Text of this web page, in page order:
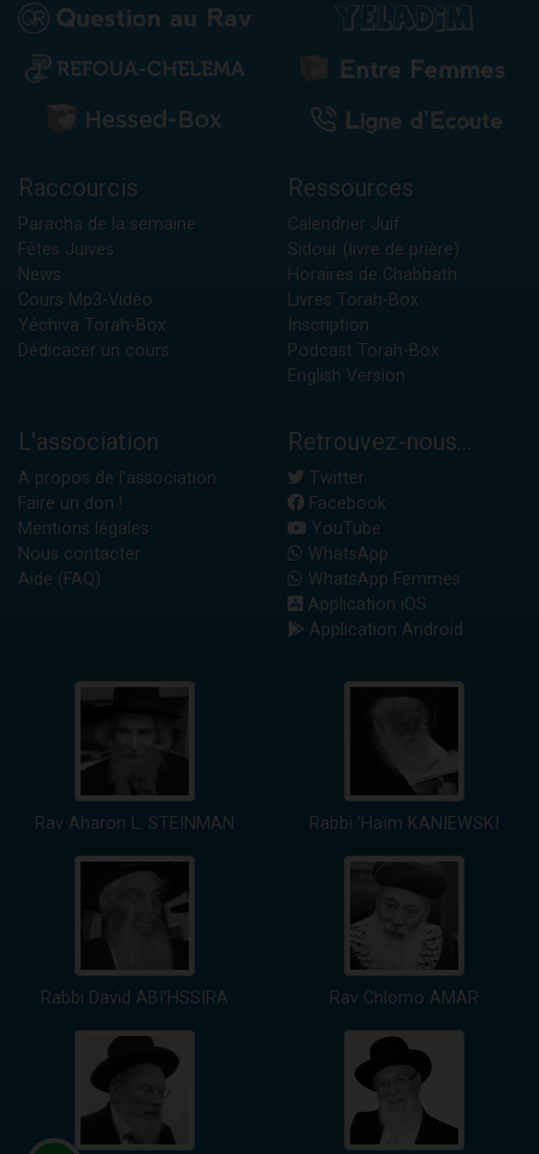
Raccourcis
Paracha de la semaine
Fêtes Juives
News
Cours Mp3-Vidéo
Yéchiva Torah-Box
Dédicacer un cours
Ressources
Calendrier Juif
Sidour (livre de prière)
Horaires de Chabbath
Livres Torah-Box
Inscription
Podcast Torah-Box
English Version
L'association
A propos de l'association
Faire un don !
Mentions légales
Nous contacter
Aide (FAQ)
Retrouvez-nous...
Twitter
Facebook
YouTube
WhatsApp
WhatsApp Femmes
Application iOS
Application Android
Rav Aharon L. STEINMAN Rabbi 'Haïm KANIEWSKI
Rabbi David ABI'HSSIRA Rav Chlomo AMAR